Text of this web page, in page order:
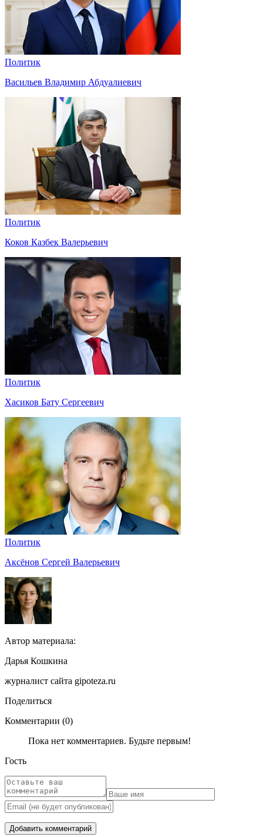
Политик
Васильев Владимир Абдуалиевич
Политик
Коков Казбек Валерьевич
Политик
Хасиков Бату Сергеевич
Политик
Аксёнов Сергей Валерьевич
Автор материала:
Дарья Кошкина
журналист сайта gipoteza.ru
Поделиться
Комментарии (0)
Пока нет комментариев. Будьте первым!
Гость